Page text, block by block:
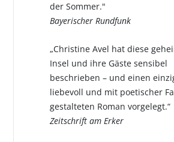
der Sommer."
Bayerischer Rundfunk
„Christine Avel hat diese
Insel und ihre Gäste sensibel
beschrieben – und einen
liebevoll und mit poetischer
gestalteten Roman vorgelegt.“
Zeitschrift am Erker